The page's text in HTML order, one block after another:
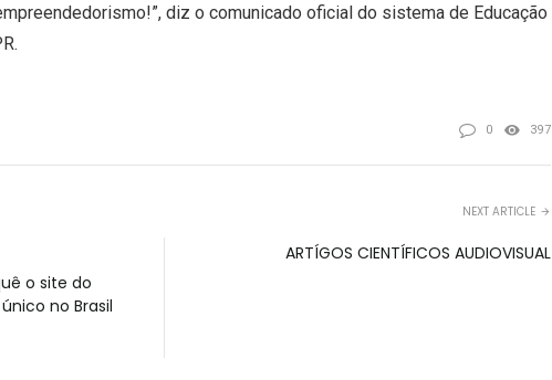
diz o comunicado oficial do sistema de Educação
0 397
o site do
no Brasil
NEXT ARTICLE
ARTÍGOS CIENTÍFICOS AUDIOVISUAL